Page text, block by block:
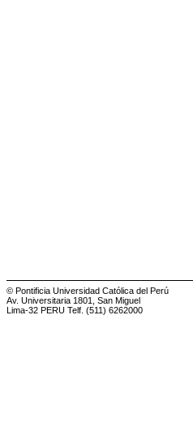
© Pontificia Universidad Católica del Perú
Av. Universitaria 1801, San Miguel
Lima-32 PERU Telf. (511) 6262000